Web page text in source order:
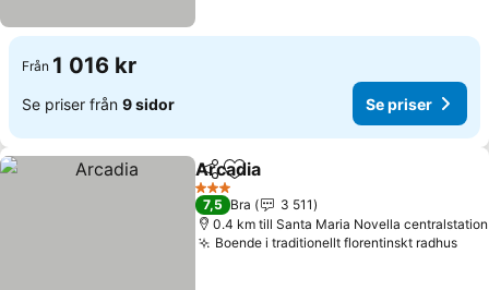
Från 1 016 kr
Se priser från 9 sidor Se priser
Dela Lägg till i Mina Favoriter
Arcadia
3 Stjärnor
7,5 Bra
3 511
0.4 km till Santa Maria Novella centralstation
Boende i traditionellt florentinskt radhus